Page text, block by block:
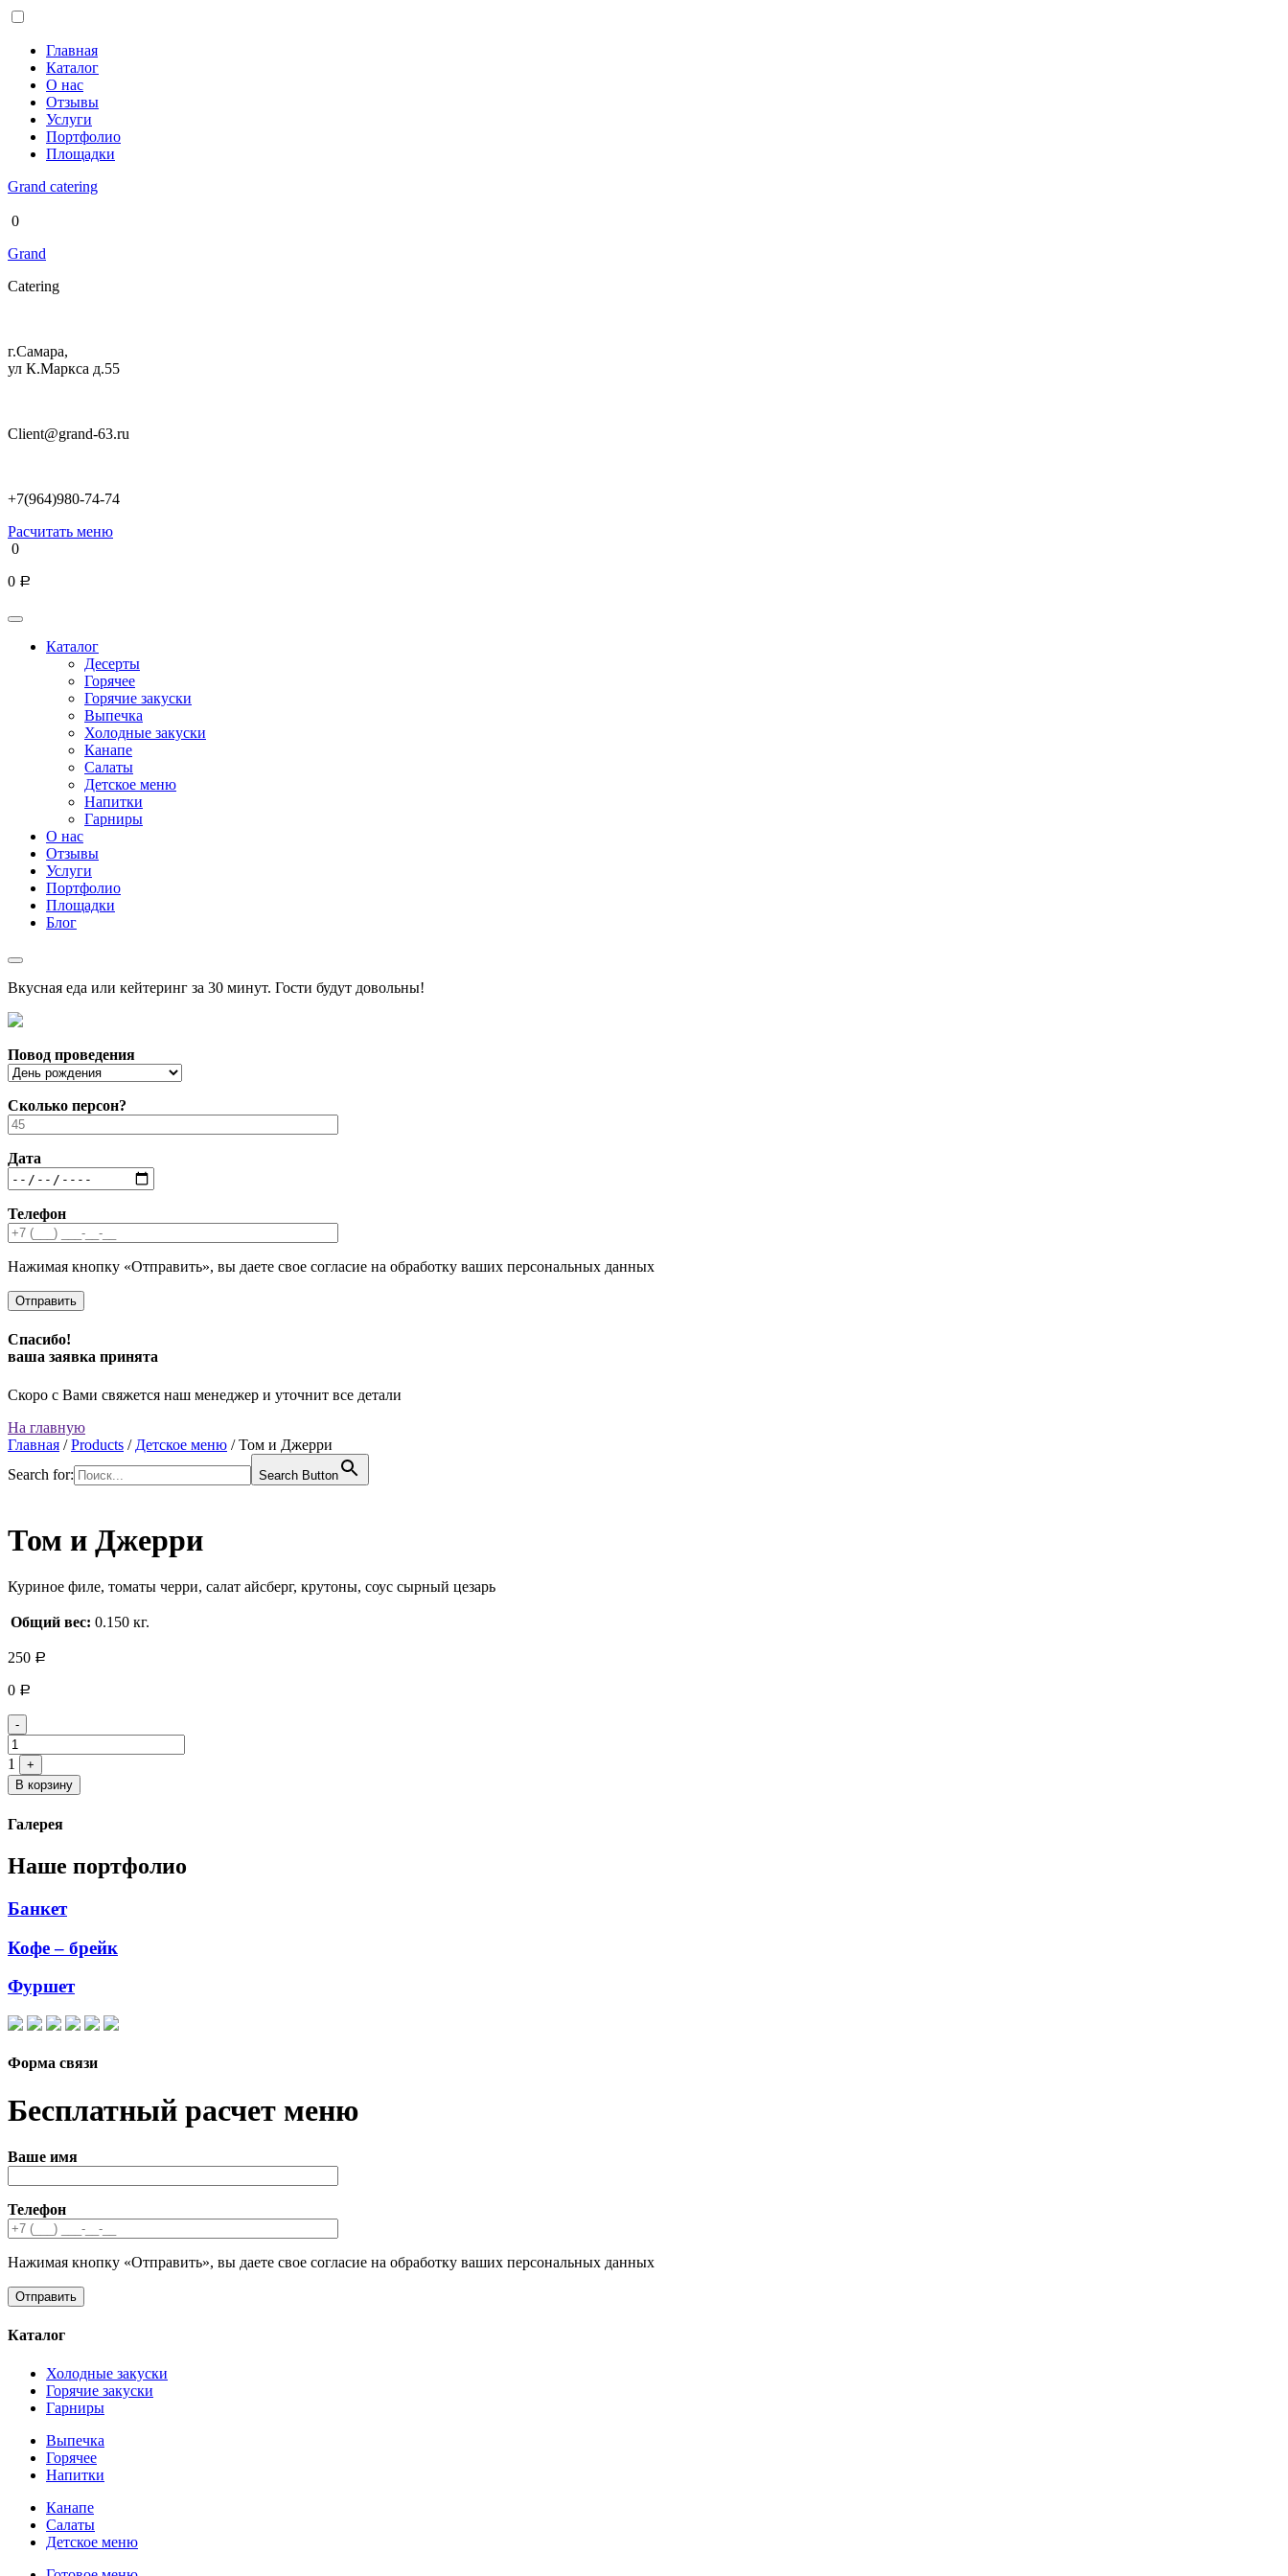
Главная
Каталог
О нас
Отзывы
Услуги
Портфолио
Площадки
Grand catering
0
Grand
Catering
г.Самара,
ул К.Маркса д.55
Client@grand-63.ru
+7(964)980-74-74
Расчитать меню
0
0 Р
Каталог
Десерты
Горячее
Горячие закуски
Выпечка
Холодные закуски
Канапе
Салаты
Детское меню
Напитки
Гарниры
О нас
Отзывы
Услуги
Портфолио
Площадки
Блог
Вкусная еда или кейтеринг за 30 минут. Гости будут довольны!
Повод проведения
Сколько персон?
Дата
Телефон
Нажимая кнопку «Отправить», вы даете свое согласие на обработку ваших персональных данных
Спасибо!
ваша заявка принята
Скоро с Вами свяжется наш менеджер и уточнит все детали
На главную
Главная /Products / Детское меню /Том и Джерри
Search for:
Search Button
Том и Джерри
Куриное филе, томаты черри, салат айсберг, крутоны, соус сырный цезарь
Общий вес: 0.150 кг.
250 Р
0 Р
Quantity
-
1
+
В корзину
Галерея
Наше портфолио
Банкет
Кофе – брейк
Фуршет
Форма связи
Бесплатный расчет меню
Ваше имя
Телефон
Нажимая кнопку «Отправить», вы даете свое согласие на обработку ваших персональных данных
Каталог
Холодные закуски
Горячие закуски
Гарниры
Выпечка
Горячее
Напитки
Канапе
Салаты
Детское меню